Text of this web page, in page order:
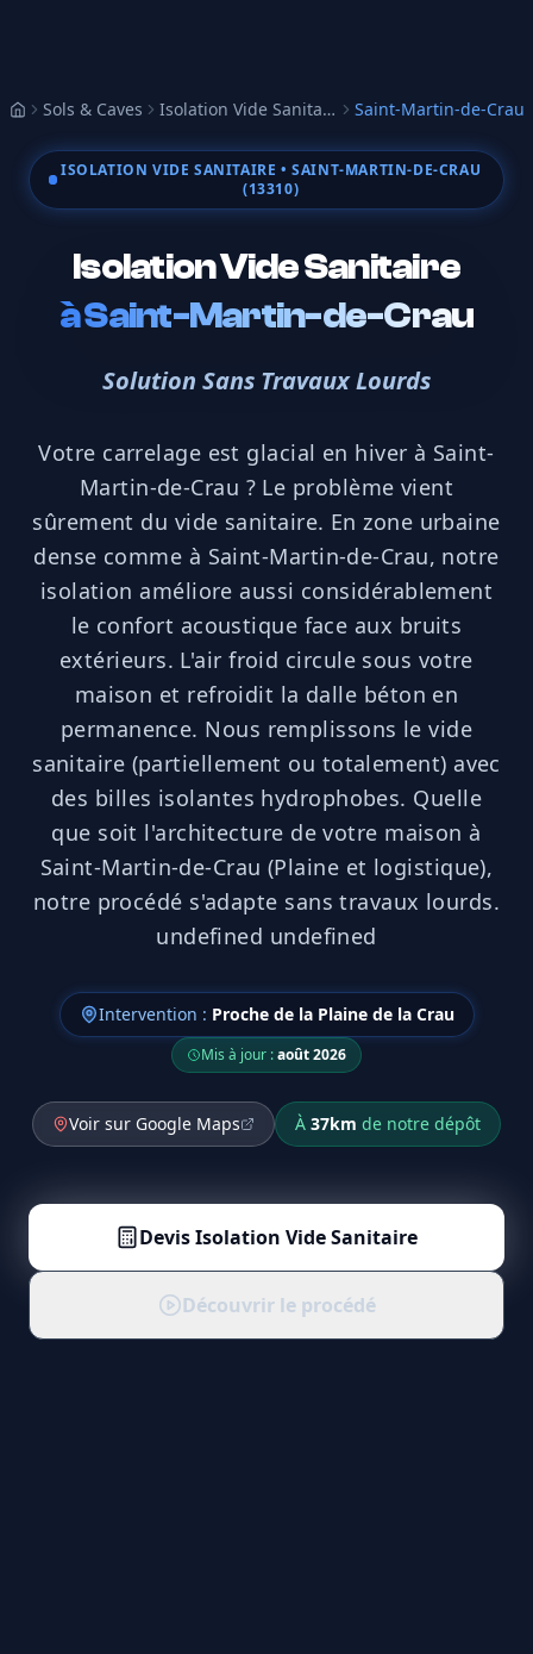
AccueilSols & Caves Isolation Vide Sanitaire Saint-Martin-de-Crau
ISOLATION VIDE SANITAIRE • SAINT-MARTIN-DE-CRAU
(13310)
Isolation Vide Sanitaire
àSaint-Martin-de-Crau
Solution Sans Travaux Lourds
Votre carrelage est glacial en hiver à Saint-
Martin-de-Crau ? Le problème vient
sûrement du vide sanitaire. En zone urbaine
dense comme à Saint-Martin-de-Crau, notre
isolation améliore aussi considérablement
le confort acoustique face aux bruits
extérieurs. L'air froid circule sous votre
maison et refroidit la dalle béton en
permanence. Nous remplissons le vide
sanitaire (partiellement ou totalement) avec
des billes isolantes hydrophobes. Quelle
que soit l'architecture de votre maison à
Saint-Martin-de-Crau (Plaine et logistique),
notre procédé s'adapte sans travaux lourds.
undefined undefined
Intervention : Proche de la Plaine de la Crau
Mis à jour :août 2026
Voir sur Google Maps À 37km de notre dépôt
DevisIsolation Vide Sanitaire
Découvrir le procédé